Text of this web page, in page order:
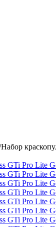
Набор